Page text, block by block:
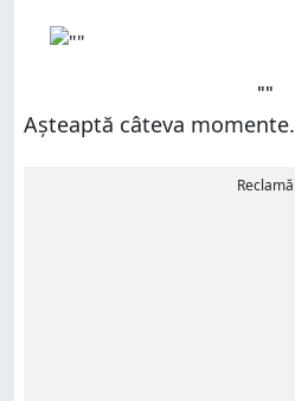
""
Așteaptă câteva momente.
Reclamă